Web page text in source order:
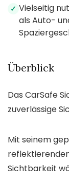
✓ Vielseitig
als Auto-
Überblick
Das CarSafe
zuverlässige
Mit seinem
Sichtbarkeit